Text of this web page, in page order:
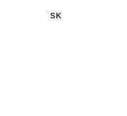
SK